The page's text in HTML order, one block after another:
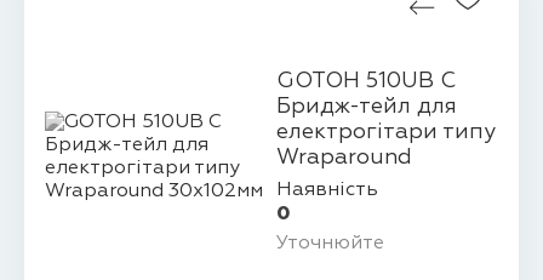
GOTOH 510UB C
Бридж-тейл для
електрогітари типу
Wraparound
30х102мм
Наявність
0
Уточнюйте